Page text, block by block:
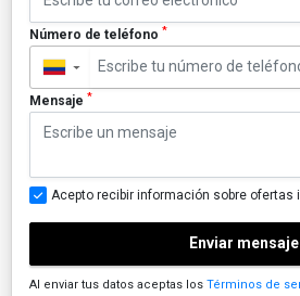
Número de teléfono *
▼
Mensaje *
Acepto recibir información sobre ofertas
Enviar mensaje
Al enviar tus datos aceptas los Términos de